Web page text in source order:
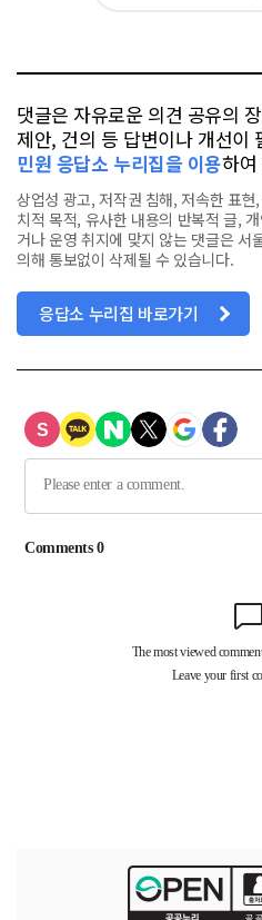
댓글은 자유로운 의견 공유의
제안, 건의 등 답변이나 개선이
민원 응답소 누리집을 이용하여
상업성 광고, 저작권 침해, 저속한 표
치적 목적, 유사한 내용의 반복적 글,
거나 운영 취지에 맞지 않는 댓글은 서
의해 통보없이 삭제될 수 있습니다.
응답소 누리집 바로가기